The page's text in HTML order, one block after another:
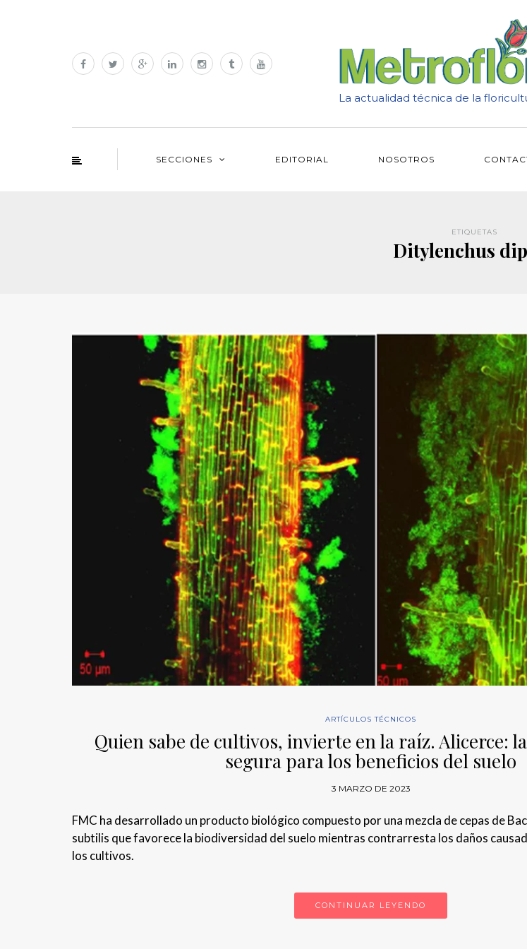
La actualidad técnica de la
SECCIONES EDITORIAL NOSOTROS
ETIQUETAS
Ditylenchus
ARTÍCULOS TÉCNICOS
Quien sabe de cultivos, invierte en la raíz. Alicerce:
segura para los beneficios del suelo
3 MARZO DE 2023
FMC ha desarrollado un producto biológico compuesto por una mezcla de cepas de
subtilis que favorece la biodiversidad del suelo mientras contrarresta los daños
los cultivos.
CONTINUAR LEYENDO